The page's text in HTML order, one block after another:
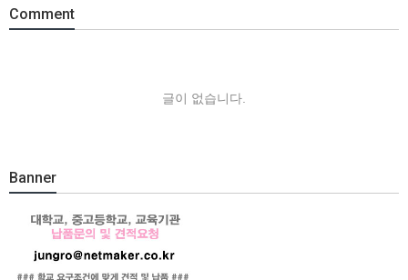
Comment
글이 없습니다.
Banner